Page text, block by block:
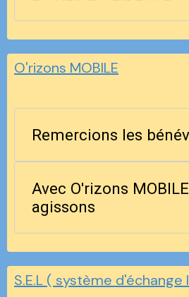
O'rizons MOBILE
Remercions les
Avec O'rizons
agissons
S.E.L ( système d'échange